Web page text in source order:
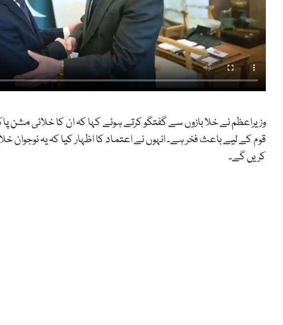
وزیراعظم نے خلا بازوں سے گفتگو کرتے ہوئے کہا کہ ان کا خلائی
قوم کے لیے باعث فخر ہے۔ انہوں نے اعتماد کا اظہار کیا کہ یہ نوجوان
کریں گے۔